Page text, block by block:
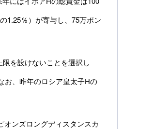
1.25％）が寄与し、75万ポン
を設けないことを選択し
お、昨年のロシア皇太子Hの
ンズロングディスタンスカ